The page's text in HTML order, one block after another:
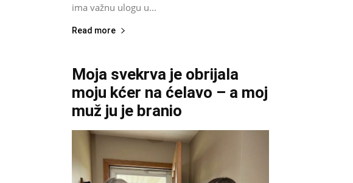
ima važnu ulogu u...
Read more
Moja svekrva je obrijala
moju kćer na ćelavo – a moj
muž ju je branio